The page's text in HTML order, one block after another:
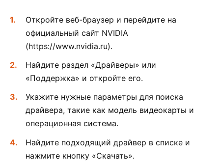
Откройте веб-браузер и перейдите на
официальный сайт NVIDIA
(https://www.nvidia.ru).
Найдите раздел «Драйверы» или
«Поддержка» и откройте его.
Укажите нужные параметры для поиска
драйвера, такие как модель видеокарты и
операционная система.
Найдите подходящий драйвер в списке и
нажмите кнопку «Скачать».